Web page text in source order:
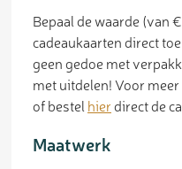
Bepaal de waarde (van
cadeaukaarten direct
geen gedoe met
met uitdelen! Voor
of bestel hierdirect de
Maatwerk